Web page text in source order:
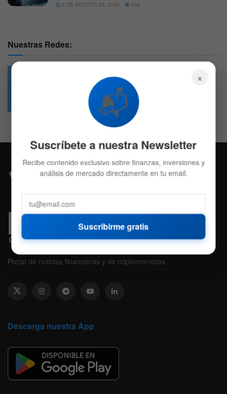
6 DE AGOSTO DE 2026 546
Nuestras Redes:
4.7k
Followers
Portal de noticias financieras y de criptomonedas.
Descarga nuestra App
×
📬
Suscríbete a nuestra Newsletter
Recibe contenido exclusivo sobre finanzas, inversiones y
análisis de mercado directamente en tu email.
Suscribirme gratis